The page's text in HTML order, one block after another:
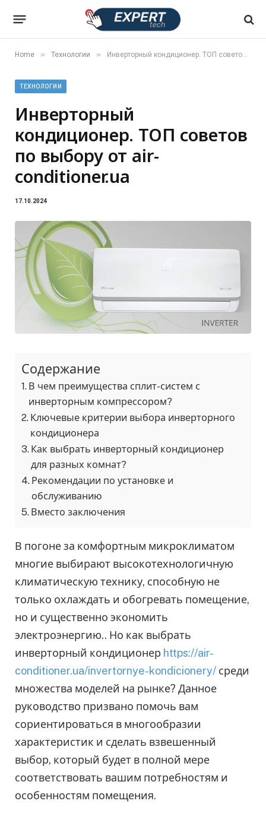
Home » Технологии » Инверторный кондиционер. ТОП советов по выбору от air-conditioner.ua
ТЕХНОЛОГИИ
Инверторный
кондиционер. ТОП советов
по выбору от air-
conditioner.ua
17.10.2024
Содержание
В чем преимущества сплит-систем с
инверторным компрессором?
Ключевые критерии выбора инверторного
кондиционера
Как выбрать инверторный кондиционер
для разных комнат?
Рекомендации по установке и
обслуживанию
Вместо заключения
В погоне за комфортным микроклиматом
многие выбирают высокотехнологичную
климатическую технику, способную не
только охлаждать и обогревать помещение,
но и существенно экономить
электроэнергию.. Но как выбрать
инверторный кондиционер https://air-
conditioner.ua/invertornye-kondicionery/ среди
множества моделей на рынке? Данное
руководство призвано помочь вам
сориентироваться в многообразии
характеристик и сделать взвешенный
выбор, который будет в полной мере
соответствовать вашим потребностям и
особенностям помещения.